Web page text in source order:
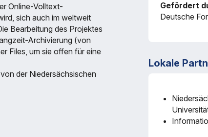
Online-Volltext-
sich auch im weltweit
Bearbeitung des Projektes
Archivierung (von
Files, um sie offen für eine
der Niedersächsischen
Gefördert
Deutsche
Lokale